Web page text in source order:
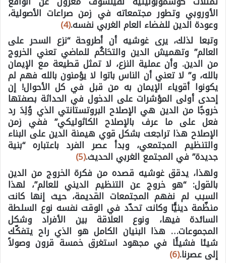
الأوروبي وتطور مجتمعاته في زمن صراعات الأصولية،
وعودة الدين للفضاء العام الغربي نفسه.(4)
وتبعا لذلك، يرى غوشيه أن أطروحة “نزع السحر على
العالم” وتهميش الدين والتحَاكُم للماضي تعني الخروج
من الدين. وأن عملية النزع، لا تمثل قطيعة مع الإيمان
بالله، و” لا تعني أن الناس باتوا لا يؤمنون بالله فهم لم
يكونوا أقوياء الإيمان به من قبل في كل الأحوال! إن
إحدى أولى المؤشرات على الدخول في الحداثة بصفتها
خروجًا من الدين هي الإصلاح البروتستانتي الذي وُلِدَ رد
فعل على ما عرف بالإصلاح الكاثوليكي” ففي زمن
الإصلاح هذا تراجعت بشكل قوي هيمنة الدين على البناء
والتنظيم المجتمعي، وبدأ عصر الفرد باعتباره “بنية
جديدة” في المجتمع الغربي الحديث.(5)
ولهذا، يدقق غوشيه قصده من فكرة الخروج من الدين
بالقول: “هو خروج عن التنظيم الديني للعالم”، لهذا
السبب لم نفهم المجتمعات القديمة، حيث إنها كانت
منظّمة دينيًّا وكانت تحدّد في الوقت نفسه نوع السلطة
السائدة فيها، ونوع العلاقة بين الأفراد وشكل
المجموعات… هذا البنيان الكامل هو الذي راح يتفكّك
شيئا فشيئًا في مجهود استغرق خمسة قرون وصولاً
إلى عصرنا.(6)